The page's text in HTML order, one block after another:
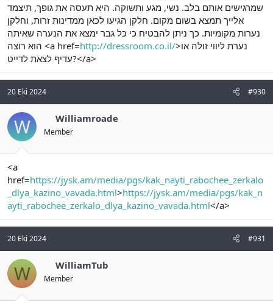
שמרגישים אותם בלב. נשי, מגע ותשוקה. היא תעסה את גופך, תיצמד
אלייך תמצא בשום מקום. חלקן הגיעו לכאן ממדינות זרות, וחלקן
נערות מקומיות. כך ניתן להבטיח כי כל גבר ימצא את הנערה שאיתה
הוא רוצה <a href=http://dressroom.co.il/>נערת ליווי זולה או
עדיף לצאת לדייט?</a>
20 Eki 2024 #930
W Williamroade
Member
<a
href=https://jysk.am/media/pgs/kak_nayti_rabochee_zerkalo
_dlya_kazino_vavada.html>https://jysk.am/media/pgs/kak_n
ayti_rabochee_zerkalo_dlya_kazino_vavada.html</a>
20 Eki 2024 #931
W WilliamTub
Member